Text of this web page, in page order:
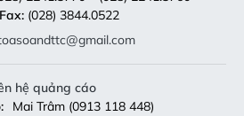
Fax:(028) 3844.0522
hệ quảng cáo
Mai Trâm (0913 118 448)